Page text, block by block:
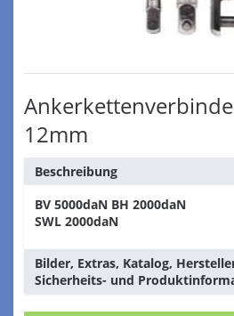
12mm
Beschreibung
BV 5000daN BH 2000daN
SWL 2000daN
Bilder, Extras, Katalog,
Sicherheits- und